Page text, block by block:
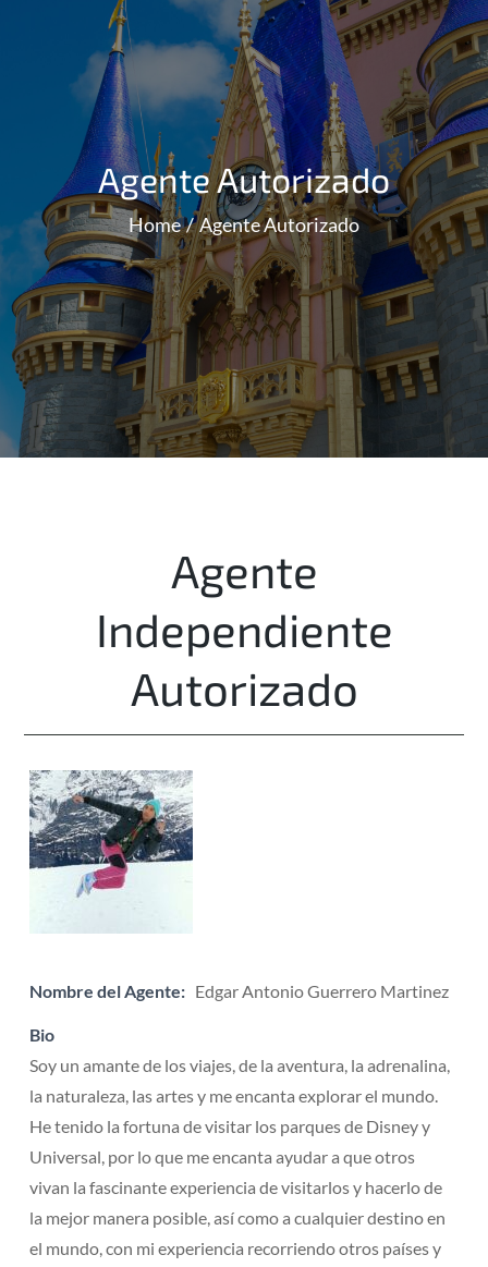
Agente Autorizado
Home Agente Autorizado
Agente
Independiente
Autorizado
Nombre del Agente: Edgar Antonio Guerrero Martinez
Bio
Soy un amante de los viajes, de la aventura, la adrenalina,
la naturaleza, las artes y me encanta explorar el mundo.
He tenido la fortuna de visitar los parques de Disney y
Universal, por lo que me encanta ayudar a que otros
vivan la fascinante experiencia de visitarlos y hacerlo de
la mejor manera posible, así como a cualquier destino en
el mundo, con mi experiencia recorriendo otros países y